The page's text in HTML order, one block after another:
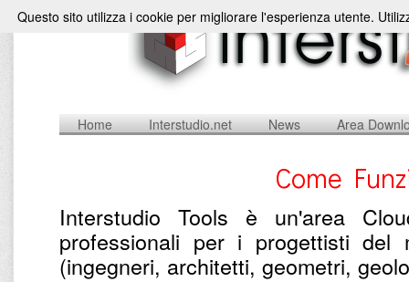
Home Interstudio.net News Area
Come
Interstudio Tools è un'area
professionali per i progettisti del
(ingegneri, architetti, geometri,
Questo sito utilizza i cookie per migliorare l'esperienza utente.